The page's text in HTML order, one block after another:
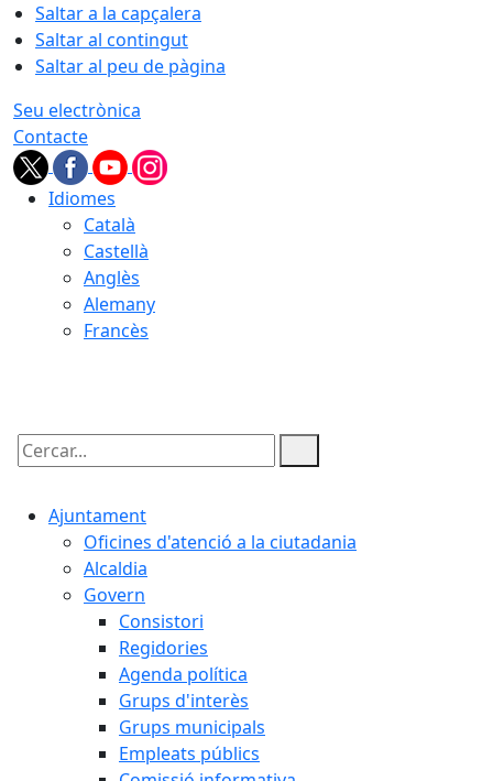
Saltar a la capçalera
Saltar al contingut
Saltar al peu de pàgina
Seu electrònica
Contacte
Idiomes
Català
Castellà
Anglès
Alemany
Francès
Cercar:
Ajuntament
Oficines d'atenció a la ciutadania
Alcaldia
Govern
Consistori
Regidories
Agenda política
Grups d'interès
Grups municipals
Empleats públics